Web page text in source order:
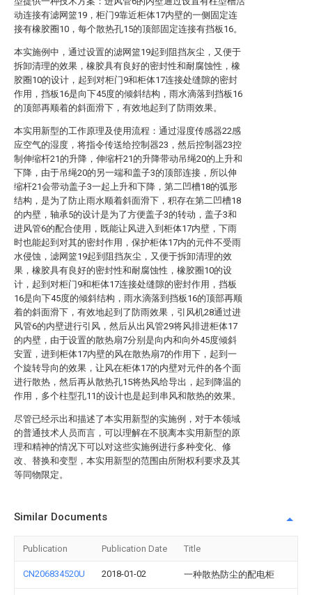
动连接有滤网篮19，柜门9靠近柜体17内壁的一侧固定连
接有橡胶圈10，每个散热孔15的顶部固定连接有挡板16。
本实施例中，通过设置的滤网篮19起到阻挡灰尘，又便于
拆卸清理的效果，橡胶具有良好的密封性和耐腐蚀性，橡
胶圈10的设计，起到对柜门9和柜体17连接处缝隙的密封
作用，挡板16是向下45度的倾斜结构，雨水滴落到挡板16
的顶部再顺着的斜面滑下，有效地起到了防雨效果。
本实用新型的工作原理及使用流程：通过湿度传感器22感
应空气的湿度，将指令传送给控制器23，然后控制器23控
制伸缩杆21的升降，伸缩杆21的升降带动吊绳20的上升和
下降，由于吊绳20的另一端和盖子3的顶部连接，所以伸
缩杆21会带动盖子3一起上升和下降，第二凹槽18的弧形
结构，是为了防止雨水顺着斜面滑下，积存在第二凹槽18
的内壁，轴承5的设计是为了方便盖子3的转动，盖子3和
进风管6的配合使用，既能让风进入到柜体17内壁，下雨
时也能起到对其的密封作用，保护柜体17内的元件不受雨
水侵蚀，滤网篮19起到阻挡灰尘，又便于拆卸清理的效
果，橡胶具有良好的密封性和耐腐蚀性，橡胶圈10的设
计，起到对柜门9和柜体17连接处缝隙的密封作用，挡板
16是向下45度的倾斜结构，雨水滴落到挡板16的顶部再顺
着的斜面滑下，有效地起到了防雨效果，引风机28通过进
风管6的内壁进行引风，然后从出风管29将风排进柜体17
的内壁，由于设置的散热扇7分别是向内和向外45度倾斜
安置，进到柜体17内壁的风在散热扇7的作用下，起到一
个旋转导向的效果，让风在柜体17的内壁对元件的各个面
进行散热，然后再从散热孔15将热风给导出，起到降温的
作用，多个柱型孔11的设计也是起到串风和散热的效果。
尽管已经示出和描述了本实用新型的实施例，对于本领域
的普通技术人员而言，可以理解在不脱离本实用新型的原
理和精神的情况下可以对这些实施例进行多种变化、修
改、替换和变型，本实用新型的范围由所附权利要求及其
等同物限定。
Similar Documents
Publication Publication Date Title
CN206834520U 2018-01-02 一种散热防尘的配电柜